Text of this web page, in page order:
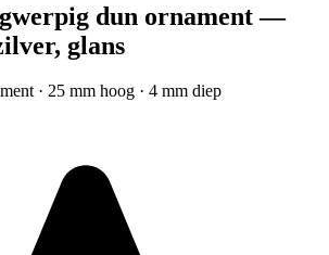
dun ornament —
glans
· 25 mm hoog · 4 mm diep